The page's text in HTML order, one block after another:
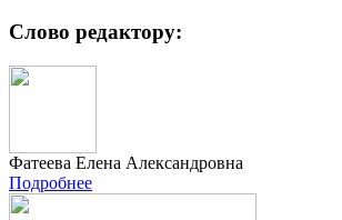
Слово редактору:
Фатеева Елена Александровна
Подробнее